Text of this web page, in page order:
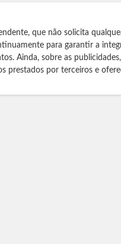
que não solicita
para garantir a
Ainda, sobre as
prestados por terceiros e